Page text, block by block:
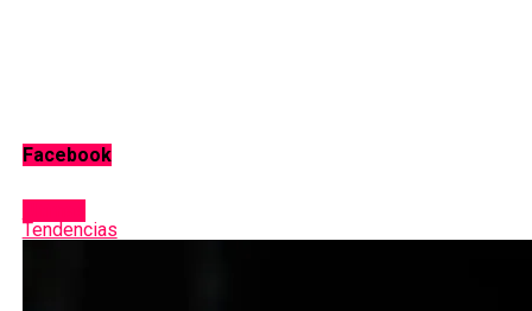
Facebook
Tendencias